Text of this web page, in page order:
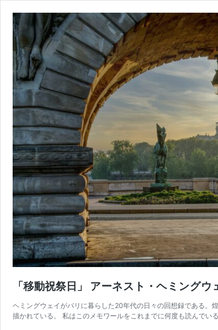
「移動祝祭日」 アーネスト・ヘミングウ
ヘミングウェイがパリに暮らした20年代の日々の回想録である。
描かれている。 私はこのメモワールをこれまでに何度も読んで